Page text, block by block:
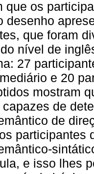
que os
desenho
que foram
nível de
27
e 20
mostram
de
de
participantes
e isso lhes